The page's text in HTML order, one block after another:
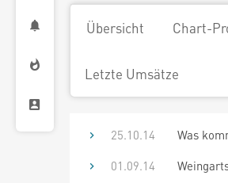
Übersicht Chart-
Letzte Umsätze
25.10.14
Was
01.09.14